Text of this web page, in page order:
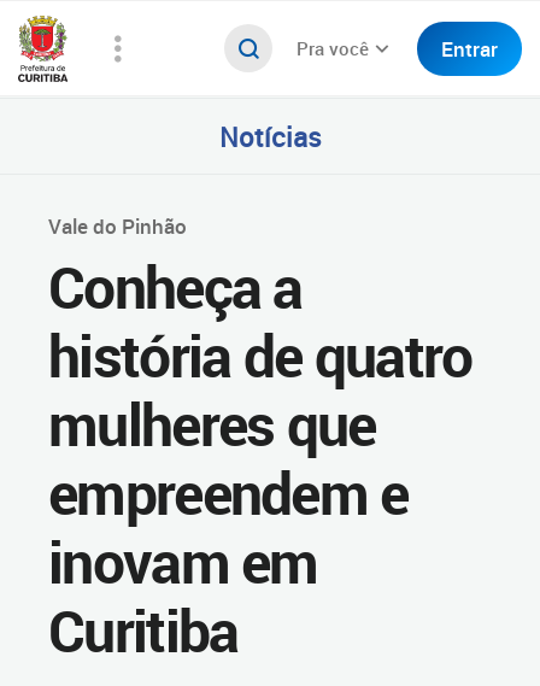
Pra você Entrar
Notícias
Vale do Pinhão
Conheça a
história de quatro
mulheres que
empreendem e
inovam em
Curitiba